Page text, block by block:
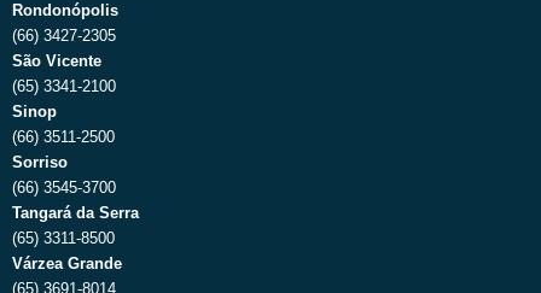
Rondonópolis
(66) 3427-2305
São Vicente
(65) 3341-2100
Sinop
(66) 3511-2500
Sorriso
(66) 3545-3700
Tangará da Serra
(65) 3311-8500
Várzea Grande
(65) 3691-8014